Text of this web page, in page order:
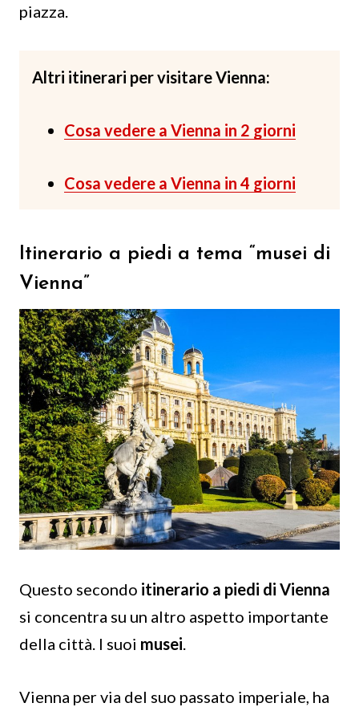
piazza.
Altri itinerari per visitare Vienna:
Cosa vedere a Vienna in 2 giorni
Cosa vedere a Vienna in 4 giorni
Itinerario a piedi a tema “musei di
Vienna”
Questo secondo itinerario a piedi di Vienna
si concentra su un altro aspetto importante
della città. I suoi musei
Vienna per via del suo passato imperiale, ha